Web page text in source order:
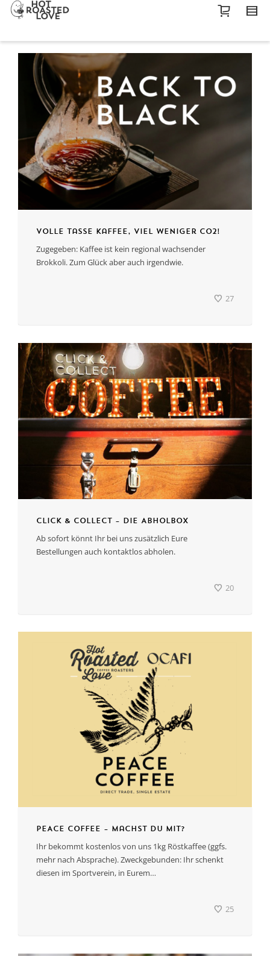
Volle Tasse Kaffee, viel weniger CO2!
Zugegeben: Kaffee ist kein regional wachsender
Brokkoli. Zum Glück aber auch irgendwie.
27
Click & Collect – Die Abholbox
Ab sofort könnt Ihr bei uns zusätzlich Eure
Bestellungen auch kontaktlos abholen.
20
PEACE COFFEE – machst Du mit?
Ihr bekommt kostenlos von uns 1kg Röstkaffee (ggfs.
mehr nach Absprache). Zweckgebunden: Ihr schenkt
diesen im Sportverein, in Eurem…
25